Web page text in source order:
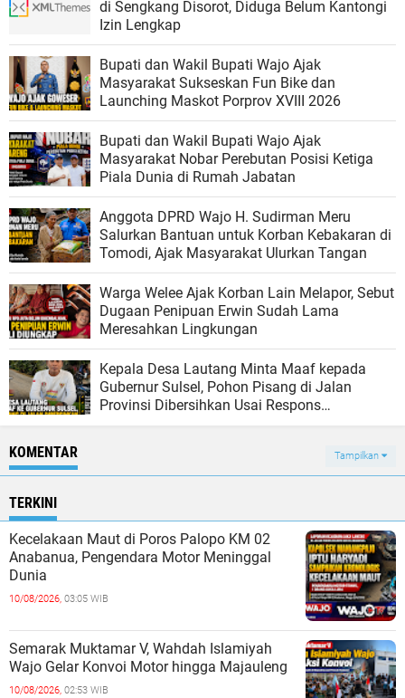
di Sengkang Disorot, Diduga Belum Kantongi
Izin Lengkap
Bupati dan Wakil Bupati Wajo Ajak
Masyarakat Sukseskan Fun Bike dan
Launching Maskot Porprov XVIII 2026
Bupati dan Wakil Bupati Wajo Ajak
Masyarakat Nobar Perebutan Posisi Ketiga
Piala Dunia di Rumah Jabatan
Anggota DPRD Wajo H. Sudirman Meru
Salurkan Bantuan untuk Korban Kebakaran di
Tomodi, Ajak Masyarakat Ulurkan Tangan
Warga Welee Ajak Korban Lain Melapor, Sebut
Dugaan Penipuan Erwin Sudah Lama
Meresahkan Lingkungan
Kepala Desa Lautang Minta Maaf kepada
Gubernur Sulsel, Pohon Pisang di Jalan
Provinsi Dibersihkan Usai Respons
KOMENTAR
Tampilkan
TERKINI
Kecelakaan Maut di Poros Palopo KM 02
Anabanua, Pengendara Motor Meninggal
Dunia
10/08/2026, 03:05 WIB
Semarak Muktamar V, Wahdah Islamiyah
Wajo Gelar Konvoi Motor hingga Majauleng
10/08/2026, 02:53 WIB